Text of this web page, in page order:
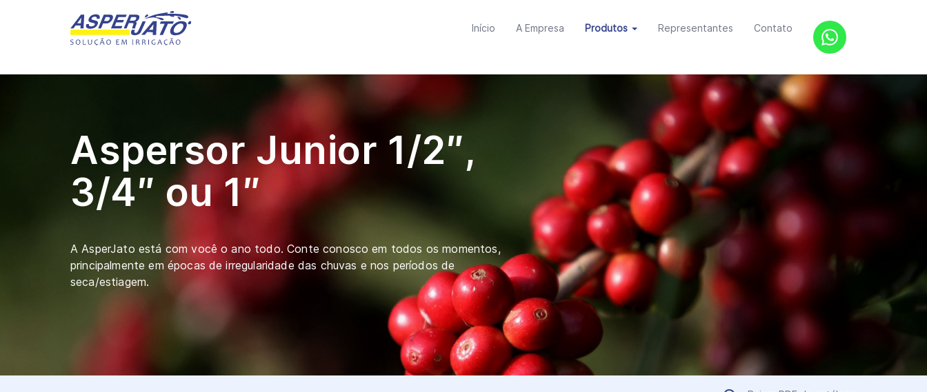
Início A Empresa Produtos Representantes Contato
Aspersor Junior 1/2″,
3/4″ ou 1″
A AsperJato está com você o ano todo. Conte conosco em todos os momentos,
principalmente em épocas de irregularidade das chuvas e nos períodos de
seca/estiagem.